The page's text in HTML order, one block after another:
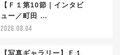
【Ｆ１第10節｜インタビ
ュー／町田 …
2026.08.04
【写真ギャラリー】Ｆ１